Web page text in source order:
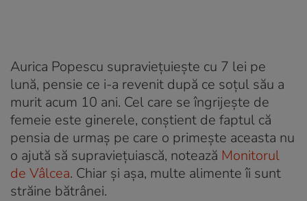
Aurica Popescu supravieţuieşte cu 7 lei pe
lună, pensie ce i-a revenit după ce soțul său a
murit acum 10 ani. Cel care se îngrijeşte de
femeie este ginerele, conştient de faptul că
pensia de urmaș pe care o primește aceasta nu
o ajută să supravieţuiască, notează Monitorul
de Vâlcea. Chiar şi aşa, multe alimente îi sunt
străine bătrânei.